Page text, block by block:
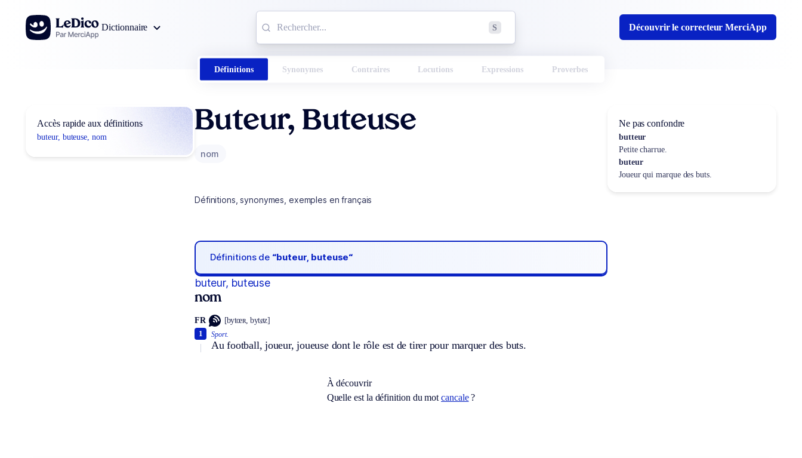
Aller au contenu
Dictionnaire
S Découvrir le correcteur MerciApp
Définitions Synonymes Contraires Locutions Expressions Proverbes
Accès rapide aux définitions
buteur, buteuse, nom
Buteur, Buteuse
nom
Définitions, synonymes, exemples en français
Définitions de “buteur, buteuse“
buteur, buteuse
nom
FR [bytœʀ, bytøz]
Sport.
Au football, joueur, joueuse dont le rôle est de tirer pour marquer des buts.
1
À découvrir
Quelle est la définition du motcancale?
Ne pas confondre
butteur
Petite charrue.
buteur
Joueur qui marque des buts.